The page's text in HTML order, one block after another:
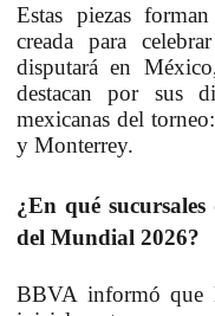
Estas piezas
creada para
disputará en
destacan por sus
mexicanas del
y Monterrey.
¿En qué
del Mundial 2026?
BBVA informó que